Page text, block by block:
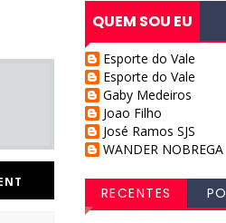
QUEM SOU EU
Esporte do Vale
Esporte do Vale
Gaby Medeiros
Joao Filho
José Ramos SJS
WANDER NOBREGA
RECENTES